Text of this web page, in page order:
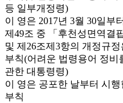
등 일부개정령)
이 영은 2017년 3월 30일부
제49조 중 「후천성면역결
및 제26조제3항의 개정규
부칙(어려운 법령용어 정비
관한 대통령령)
이 영은 공포한 날부터 시행
부칙